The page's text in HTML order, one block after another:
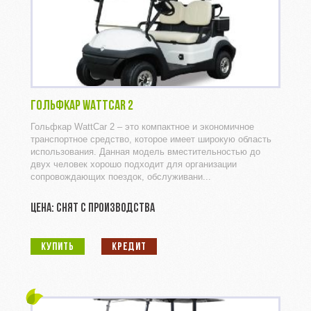
ГОЛЬФКАР WATTCAR 2
Гольфкар WattCar 2 – это компактное и экономичное
транспортное средство, которое имеет широкую область
использования. Данная модель вместительностью до
двух человек хорошо подходит для организации
сопровождающих поездок, обслуживани...
ЦЕНА: СНЯТ С ПРОИЗВОДСТВА
КУПИТЬ КРЕДИТ